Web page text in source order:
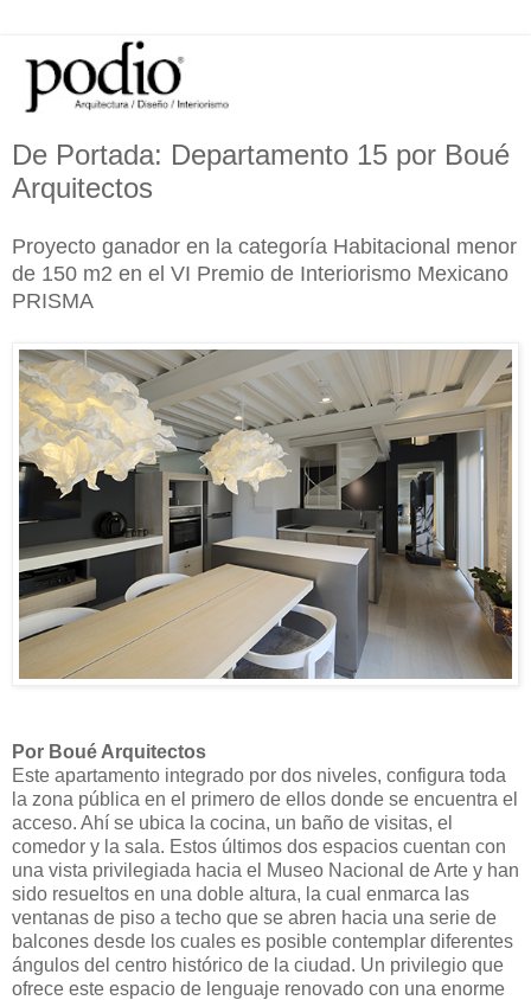
De Portada: Departamento 15 por Boué
Arquitectos
Proyecto ganador en la categoría Habitacional menor
de 150 m2 en el VI Premio de Interiorismo Mexicano
PRISMA
Por Boué Arquitectos
Este apartamento integrado por dos niveles, configura toda
la zona pública en el primero de ellos donde se encuentra el
acceso. Ahí se ubica la cocina, un baño de visitas, el
comedor y la sala. Estos últimos dos espacios cuentan con
una vista privilegiada hacia el Museo Nacional de Arte y han
sido resueltos en una doble altura, la cual enmarca las
ventanas de piso a techo que se abren hacia una serie de
balcones desde los cuales es posible contemplar diferentes
ángulos del centro histórico de la ciudad. Un privilegio que
ofrece este espacio de lenguaje renovado con una enorme